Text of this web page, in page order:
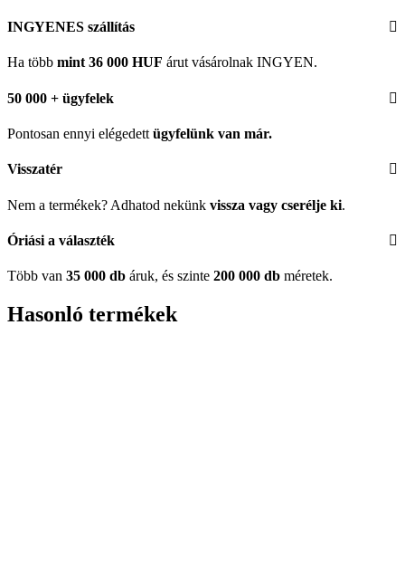
INGYENES szállítás
Ha több mint 36 000 HUF árut vásárolnak INGYEN.
50 000 + ügyfelek
Pontosan ennyi elégedett ügyfelünk van már.
Visszatér
Nem a termékek? Adhatod nekünk vissza vagy cserélje ki.
Óriási a választék
Több van 35 000 db áruk, és szinte 200 000 db méretek.
Hasonló termékek